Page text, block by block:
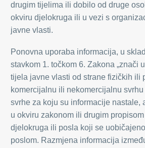
drugim tijelima ili dobilo od druge
okviru djelokruga ili u vezi s
javne vlasti.
Ponovna uporaba informacija, u
stavkom 1. točkom 6. Zakona „znači
tijela javne vlasti od strane fizičkih ili
komercijalnu ili nekomercijalnu
svrhe za koju su informacije nastale,
u okviru zakonom ili drugim
djelokruga ili posla koji se
poslom. Razmjena informacija